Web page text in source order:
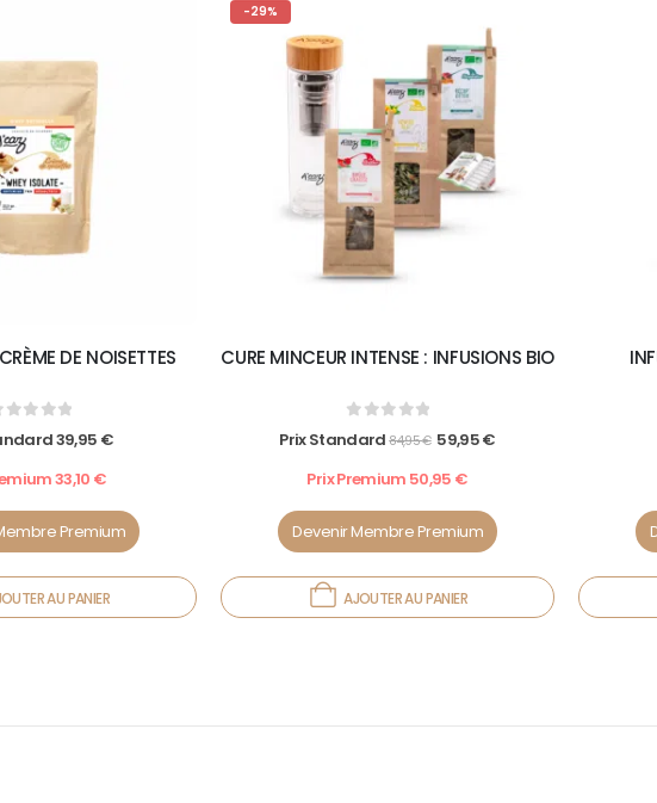
DE NOISETTES
39,95 €
33,10 €
Premium
AU PANIER
-29%
CURE MINCEUR INTENSE : INFUSIONS BIO
Prix Standard84,95€ 59,95€
Prix Premium 50,95 €
Devenir Membre Premium
AJOUTER AU PANIER